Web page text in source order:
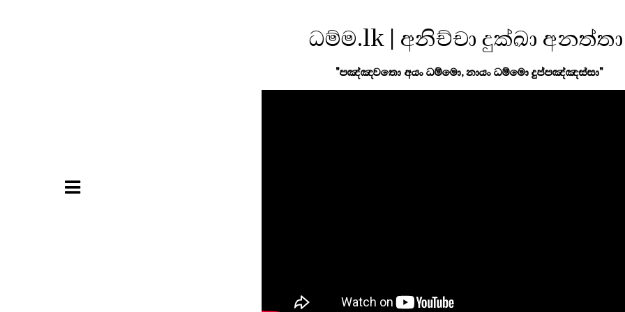
ධම්ම.lk | අනිච්චා දුක්ඛා
"පඤ්ඤවතො අයං ධම්මො, නායං ධම්මො දුප්පඤ්ඤස්සා"